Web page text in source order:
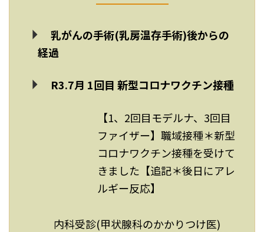
乳がんの手術(乳房温存手術)後からの
経過
R3.7月 1回目 新型コロナワクチン接種
【1、2回目モデルナ、3回目
ファイザー】職域接種＊新型
コロナワクチン接種を受けて
きました【追記＊後日にアレ
ルギー反応】
内科受診(甲状腺科のかかりつけ医)